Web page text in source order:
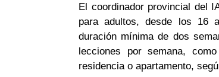
El coordinador provincial del
para adultos, desde los 16
duración mínima de dos
lecciones por semana,
residencia o apartamento,